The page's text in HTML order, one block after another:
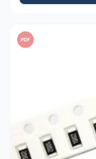
PDF